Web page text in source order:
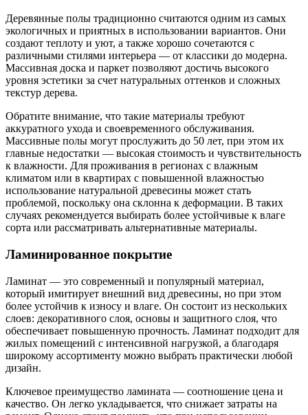
Деревянные полы традиционно считаются одним из самых
экологичных и приятных в использовании вариантов. Они
создают теплоту и уют, а также хорошо сочетаются с
различными стилями интерьера — от классики до модерна.
Массивная доска и паркет позволяют достичь высокого
уровня эстетики за счет натуральных оттенков и сложных
текстур дерева.
Обратите внимание, что такие материалы требуют
аккуратного ухода и своевременного обслуживания.
Массивные полы могут прослужить до 50 лет, при этом их
главные недостатки — высокая стоимость и чувствительность
к влажности. Для проживания в регионах с влажным
климатом или в квартирах с повышенной влажностью
использование натуральной древесины может стать
проблемой, поскольку она склонна к деформации. В таких
случаях рекомендуется выбирать более устойчивые к влаге
сорта или рассматривать альтернативные материалы.
Ламинированное покрытие
Ламинат — это современный и популярный материал,
который имитирует внешний вид древесины, но при этом
более устойчив к износу и влаге. Он состоит из нескольких
слоев: декоративного слоя, основы и защитного слоя, что
обеспечивает повышенную прочность. Ламинат подходит для
жилых помещений с интенсивной нагрузкой, а благодаря
широкому ассортименту можно выбрать практически любой
дизайн.
Ключевое преимущество ламината — соотношение цена и
качество. Он легко укладывается, что снижает затраты на